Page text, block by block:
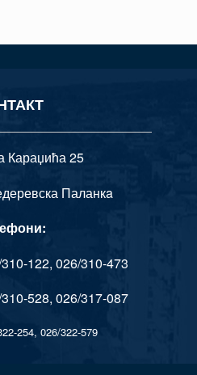
Караџића 25
Паланкa
122, 026/310-473
528, 026/317-087
254, 026/322-579